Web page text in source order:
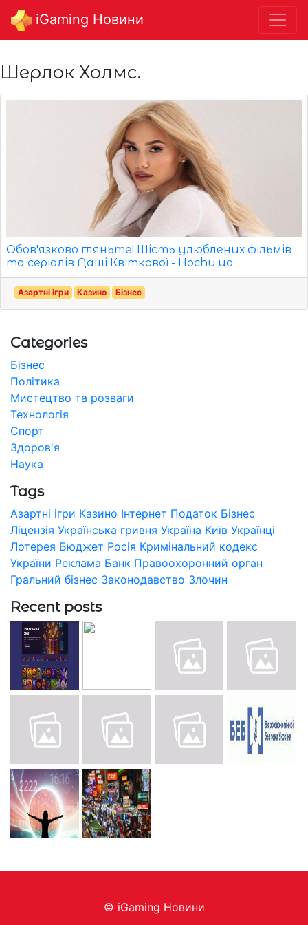
iGaming Новини
Шeрлoк Холмc.
Обов'язково гляньте! Шість улюблених фільмів
та серіалів Даші Квіткової - Hochu.ua
Азартні ігри Казино Бізнес
Categories
Бізнес
Політика
Мистецтво та розваги
Технологія
Спорт
Здоров'я
Наука
Tags
Азартні ігри Казино Інтернет Податок Бізнес
Ліцензія Українська гривня Україна Київ Українці
Лотерея Бюджет Росія Кримінальний кодекс
України Реклама Банк Правоохоронний орган
Гральний бізнес Законодавство Злочин
Recent posts
© iGaming Новини